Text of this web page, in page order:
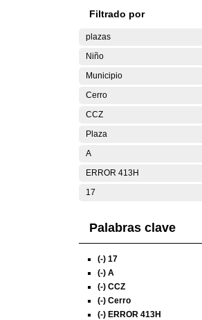
Filtrado por
plazas
Niño
Municipio
Cerro
CCZ
Plaza
A
ERROR 413H
17
Palabras clave
(-) 17
(-) A
(-) CCZ
(-) Cerro
(-) ERROR 413H